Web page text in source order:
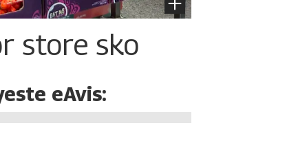
store sko
eAvis: